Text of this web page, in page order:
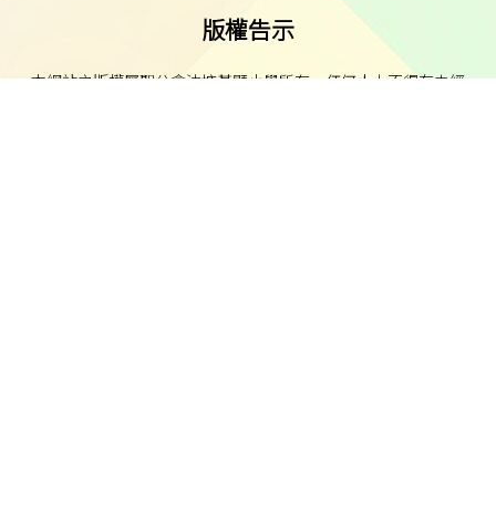
版權告示
本網站之版權屬聖公會油塘基顯小學所有。任何人士不得在未經